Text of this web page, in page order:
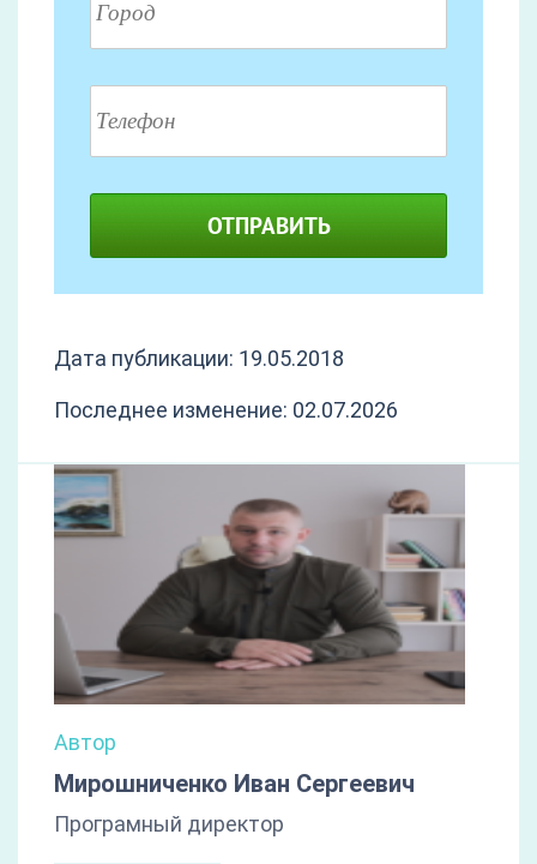
ОТПРАВИТЬ
Дата публикации: 19.05.2018
Последнее изменение: 02.07.2026
Автор
Мирошниченко Иван Сергеевич
Програмный директор